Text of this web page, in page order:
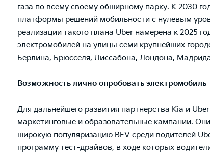
газа по всему своему обширному парку. К 2030
платформы решений мобильности с нулевым
реализации такого плана Uber намерена к 2025
электромобилей на улицы семи крупнейших
Берлина, Брюсселя, Лиссабона, Лондона,
Возможность лично опробовать электромобиль
Для дальнейшего развития партнерства Kia и
маркетинговые и образовательные кампании.
широкую популяризацию BEV среди водителей
программу тест-драйвов, в ходе которых